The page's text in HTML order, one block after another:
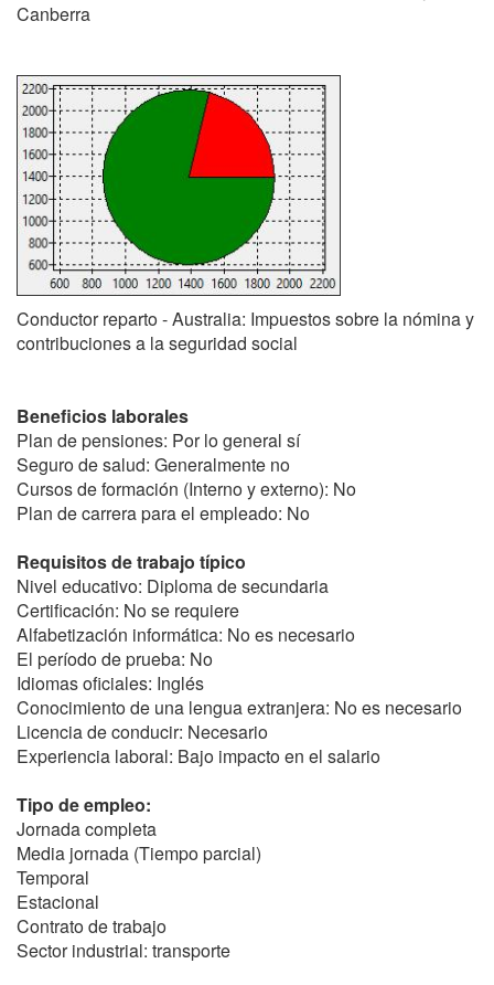
Canberra
Conductor reparto - Australia: Impuestos sobre la nómina y
contribuciones a la seguridad social
Beneficios laborales
Plan de pensiones: Por lo general sí
Seguro de salud: Generalmente no
Cursos de formación (Interno y externo): No
Plan de carrera para el empleado: No
Requisitos de trabajo típico
Nivel educativo: Diploma de secundaria
Certificación: No se requiere
Alfabetización informática: No es necesario
El período de prueba: No
Idiomas oficiales: Inglés
Conocimiento de una lengua extranjera: No es necesario
Licencia de conducir: Necesario
Experiencia laboral: Bajo impacto en el salario
Tipo de empleo:
Jornada completa
Media jornada (Tiempo parcial)
Temporal
Estacional
Contrato de trabajo
Sector industrial: transporte